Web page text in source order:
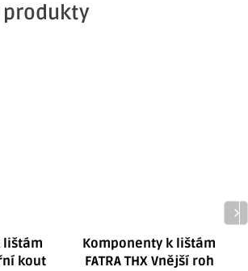
lištám
kout
Komponenty k lištám
FATRA THX Vnější roh